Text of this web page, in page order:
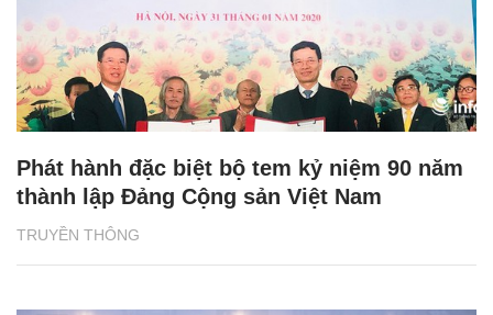
TRUYỀN THÔNG
Phát hành đặc biệt bộ tem kỷ niệm 90 năm
thành lập Đảng Cộng sản Việt Nam